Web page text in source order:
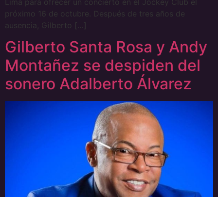
próximo 16 de octubre. Después de tres años de
ausencia, Gilberto […]
Gilberto Santa Rosa y Andy
Montañez se despiden del
sonero Adalberto Álvarez